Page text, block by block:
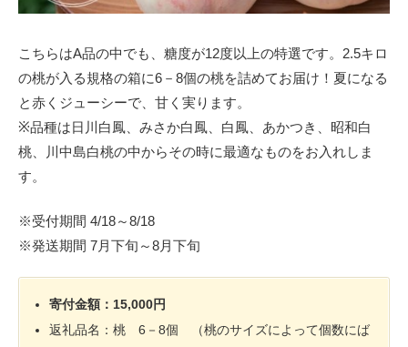
こちらはA品の中でも、糖度が12度以上の特選です。2.5キロ
の桃が入る規格の箱に6－8個の桃を詰めてお届け！夏になる
と赤くジューシーで、甘く実ります。
※品種は日川白鳳、みさか白鳳、白鳳、あかつき、昭和白
桃、川中島白桃の中からその時に最適なものをお入れしま
す。
※受付期間 4/18～8/18
※発送期間 7月下旬～8月下旬
寄付金額：15,000円
返礼品名：桃 6－8個 （桃のサイズによって個数にば